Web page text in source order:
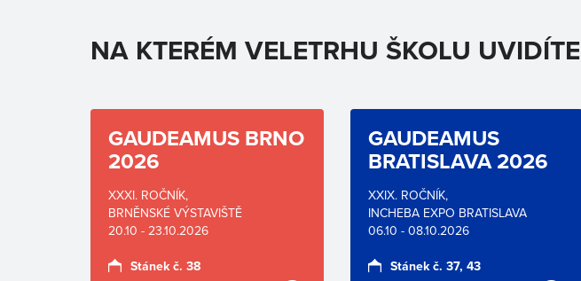
NA KTERÉM VELETRHU ŠKOLU UVIDÍTE
GAUDEAMUS BRNO
2026
XXXI. ROČNÍK,
BRNĚNSKÉ VÝSTAVIŠTĚ
20.10 - 23.10.2026
Stánek č. 38
GAUDEAMUS
BRATISLAVA 2026
XXIX. ROČNÍK,
INCHEBA EXPO BRATISLAVA
06.10 - 08.10.2026
Stánek č. 37, 43